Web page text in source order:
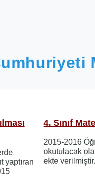
yaptıran
4. Sınıf
2015-2016
okutulacak
ekte verilmiştir.